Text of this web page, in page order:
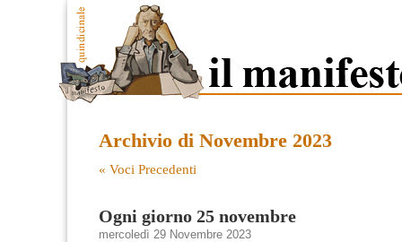
Archivio di Novembre 2023
« Voci Precedenti
Ogni giorno 25 novembre
mercoledì 29 Novembre 2023